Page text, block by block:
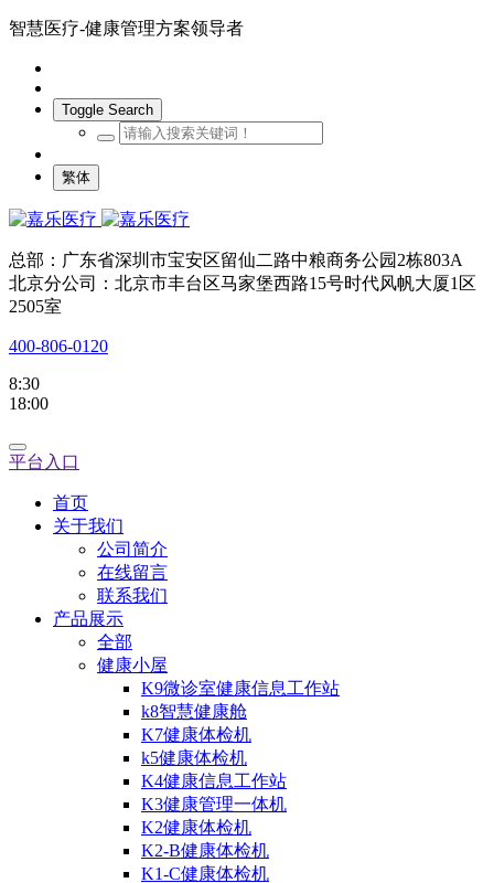
智慧医疗-健康管理方案领导者
Toggle Search
繁体
总部：广东省深圳市宝安区留仙二路中粮商务公园2栋803A
北京分公司：北京市丰台区马家堡西路15号时代风帆大厦1区
2505室
400-806-0120
8:30
18:00
平台入口
首页
关于我们
公司简介
在线留言
联系我们
产品展示
全部
健康小屋
K9微诊室健康信息工作站
k8智慧健康舱
K7健康体检机
k5健康体检机
K4健康信息工作站
K3健康管理一体机
K2健康体检机
K2-B健康体检机
K1-C健康体检机